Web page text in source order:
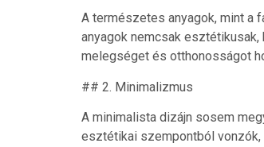
A természetes anyagok, mint a
anyagok nemcsak
melegséget és otthonosságot
## 2. Minimalizmus
A minimalista dizájn sosem
esztétikai szempontból vonzók,